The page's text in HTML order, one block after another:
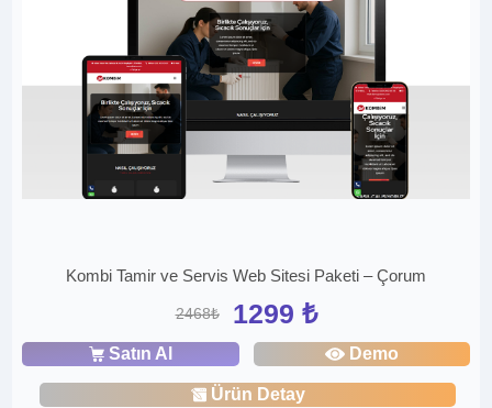
Kombi Tamir ve Servis Web Sitesi Paketi – Çorum
2468₺ 1299 ₺
Satın Al Demo
Ürün Detay